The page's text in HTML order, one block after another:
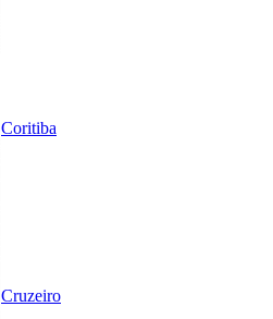
Coritiba
Cruzeiro